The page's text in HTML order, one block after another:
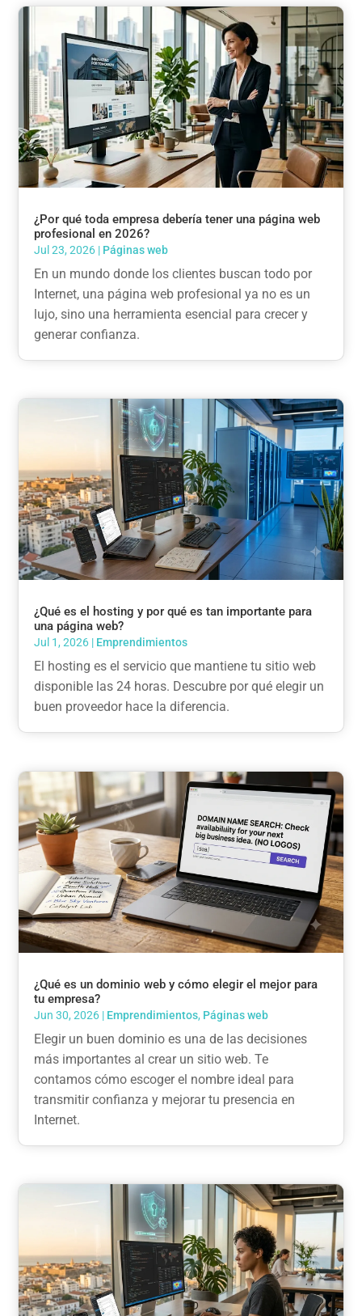
¿Por qué toda empresa debería tener una página web
profesional en 2026?
Jul 23, 2026 | Páginas web
En un mundo donde los clientes buscan todo por
Internet, una página web profesional ya no es un
lujo, sino una herramienta esencial para crecer y
generar confianza.
¿Qué es el hosting y por qué es tan importante para
una página web?
Jul 1, 2026 | Emprendimientos
El hosting es el servicio que mantiene tu sitio web
disponible las 24 horas. Descubre por qué elegir un
buen proveedor hace la diferencia.
¿Qué es un dominio web y cómo elegir el mejor para
tu empresa?
Jun 30, 2026 | Emprendimientos, Páginas web
Elegir un buen dominio es una de las decisiones
más importantes al crear un sitio web. Te
contamos cómo escoger el nombre ideal para
transmitir confianza y mejorar tu presencia en
Internet.